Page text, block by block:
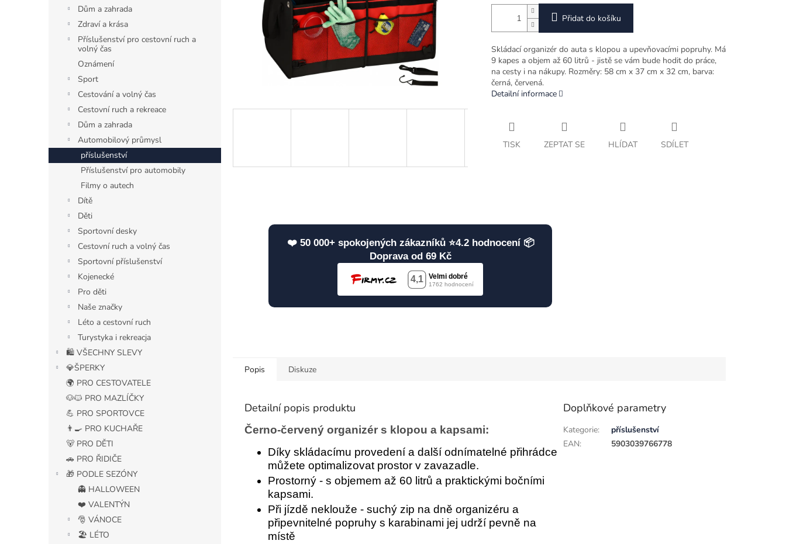
Dům a zahrada
Zdraví a krása
Příslušenství pro cestovní ruch a
volný čas
Oznámení
Sport
Cestování a volný čas
Cestovní ruch a rekreace
Dům a zahrada
Automobilový průmysl
příslušenství
Příslušenství pro automobily
Filmy o autech
Dítě
Děti
Sportovní desky
Cestovní ruch a volný čas
Sportovní příslušenství
Kojenecké
Pro děti
Naše značky
Léto a cestovní ruch
Turystyka i rekreacja
🛍️ VŠECHNY SLEVY
💎ŠPERKY
🌍 PRO CESTOVATELE
🐶🐱 PRO MAZLÍČKY
💪 PRO SPORTOVCE
👨‍🍳 PRO KUCHAŘE
🐻 PRO DĚTI
🚗 PRO ŘIDIČE
🎁 PODLE SEZÓNY
👻 HALLOWEEN
❤️ VALENTÝN
🎅 VÁNOCE
🏖️ LÉTO
Přidat do košíku
Skládací organizér do auta s klopou a upevňovacími popruhy. Má
9 kapes a objem až 60 litrů - jistě se vám bude hodit do práce,
na cesty i na nákupy. Rozměry: 58 cm x 37 cm x 32 cm, barva:
černá, červená.
Detailní informace
TISK ZEPTAT SE HLÍDAT SDÍLET
❤️ 50 000+ spokojených zákazníků ⭐4.2 hodnocení 📦
Doprava od 69 Kč
Popis Diskuze
Detailní popis produktu
Černo-červený organizér s klopou a kapsami:
Díky skládacímu provedení a další odnímatelné přihrádce
můžete optimalizovat prostor v zavazadle.
Prostorný - s objemem až 60 litrů a praktickými bočními
kapsami.
Při jízdě neklouže - suchý zip na dně organizéru a
připevnitelné popruhy s karabinami jej udrží pevně na
místě
Doplňkové parametry
Kategorie:
příslušenství
EAN: 5903039766778